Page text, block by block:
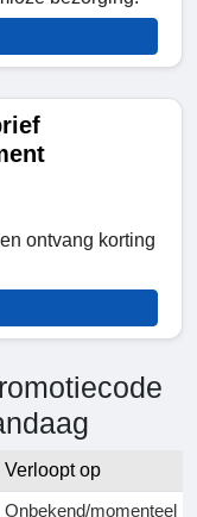
ontvang korting
Verloopt op
Onbekend/momenteel